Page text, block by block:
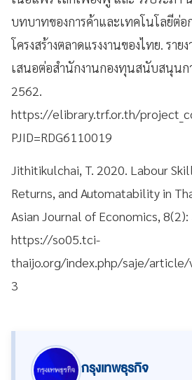
บทบาทของการค้าและเทคโนโลยีต่อ
โครงสร้างตลาดแรงงานของไทย. รา
เสนอต่อสำนักงานกองทุนสนับสนุนก
2562.
https://elibrary.trf.or.th/
PJID=RDG6110019
Jithitikulchai, T. 2020. Labour
Returns, and Automatability in
Asian Journal of Economics,
https://so05.tci-
thaijo.org/index.php/saje/
3
กรุงเทพธุรกิจ